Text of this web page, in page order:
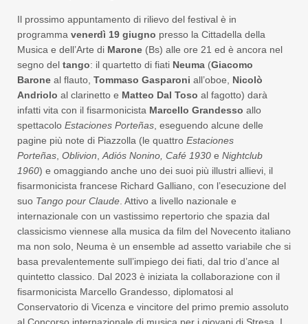
Il prossimo appuntamento di rilievo del festival è in
programma venerdì 19 giugno presso la Cittadella della
Musica e dell’Arte di Marone (Bs) alle ore 21 ed è ancora nel
segno del tango: il quartetto di fiati Neuma (Giacomo
Barone al flauto, Tommaso Gasparoni all’oboe, Nicolò
Andriolo al clarinetto e Matteo Dal Toso al fagotto) darà
infatti vita con il fisarmonicista Marcello Grandesso allo
spettacolo Estaciones Porteñas , eseguendo alcune delle
pagine più note di Piazzolla (le quattro Estaciones
Porteñas Oblivion Adiós Nonino, Café 1930 e Nightclub
1960) e omaggiando anche uno dei suoi più illustri allievi, il
fisarmonicista francese Richard Galliano, con l’esecuzione del
suo Tango pour Claude . Attivo a livello nazionale e
internazionale con un vastissimo repertorio che spazia dal
classicismo viennese alla musica da film del Novecento italiano
ma non solo, Neuma è un ensemble ad assetto variabile che si
basa prevalentemente sull’impiego dei fiati, dal trio d’ance al
quintetto classico. Dal 2023 è iniziata la collaborazione con il
fisarmonicista Marcello Grandesso, diplomatosi al
Conservatorio di Vicenza e vincitore del primo premio assoluto
al Concorso internazionale di musica per i giovani di Stresa. I